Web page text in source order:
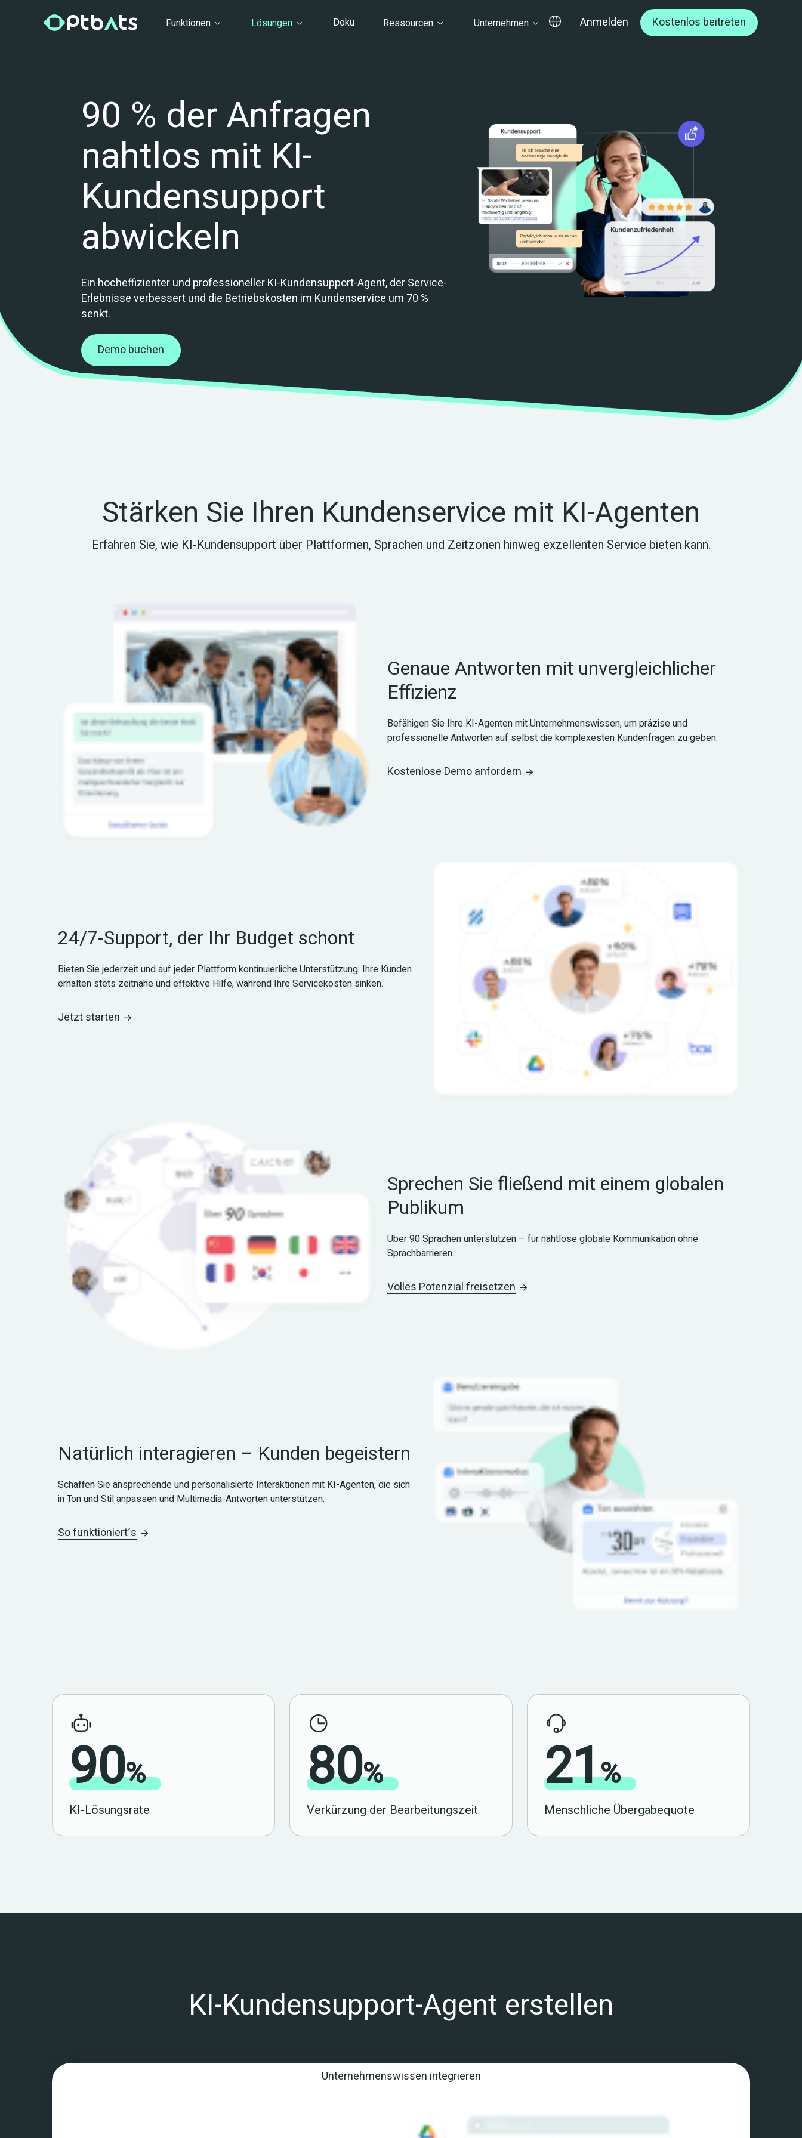
Funktionen Lösungen Doku Ressourcen Unternehmen Anmelden Kostenlos beitreten
90 % der Anfragen
nahtlos mit KI-
Kundensupport
abwickeln
Ein hocheffizienter und professioneller KI-Kundensupport-Agent, der Service-
Erlebnisse verbessert und die Betriebskosten im Kundenservice um 70 %
senkt.
Demo buchen
Stärken Sie Ihren Kundenservice mit KI-Agenten
Erfahren Sie, wie KI-Kundensupport über Plattformen, Sprachen und Zeitzonen hinweg exzellenten Service bieten kann.
Genaue Antworten mit unvergleichlicher
Effizienz
Befähigen Sie Ihre KI-Agenten mit Unternehmenswissen, um präzise und
professionelle Antworten auf selbst die komplexesten Kundenfragen zu geben.
Kostenlose Demo anfordern
24/7-Support, der Ihr Budget schont
Bieten Sie jederzeit und auf jeder Plattform kontinuierliche Unterstützung. Ihre Kunden
erhalten stets zeitnahe und effektive Hilfe, während Ihre Servicekosten sinken.
Jetzt starten
Sprechen Sie fließend mit einem globalen
Publikum
Über 90 Sprachen unterstützen – für nahtlose globale Kommunikation ohne
Sprachbarrieren.
Volles Potenzial freisetzen
Natürlich interagieren – Kunden begeistern
Schaffen Sie ansprechende und personalisierte Interaktionen mit KI-Agenten, die sich
in Ton und Stil anpassen und Multimedia-Antworten unterstützen.
So funktioniert´s
90%
KI-Lösungsrate
80%
Verkürzung der Bearbeitungszeit
21%
Menschliche Übergabequote
KI-Kundensupport-Agent erstellen
Unternehmenswissen integrieren